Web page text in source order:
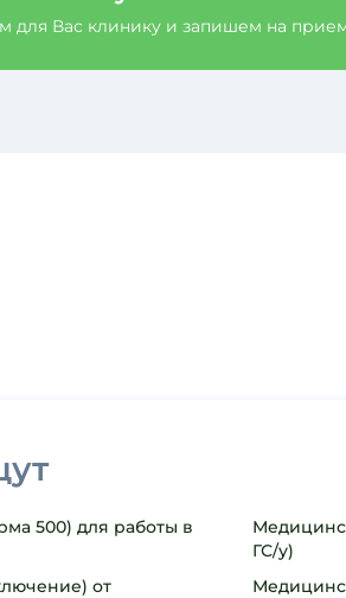
для Вас клинику и запишем на
500) для работы в
от
ГС/у)